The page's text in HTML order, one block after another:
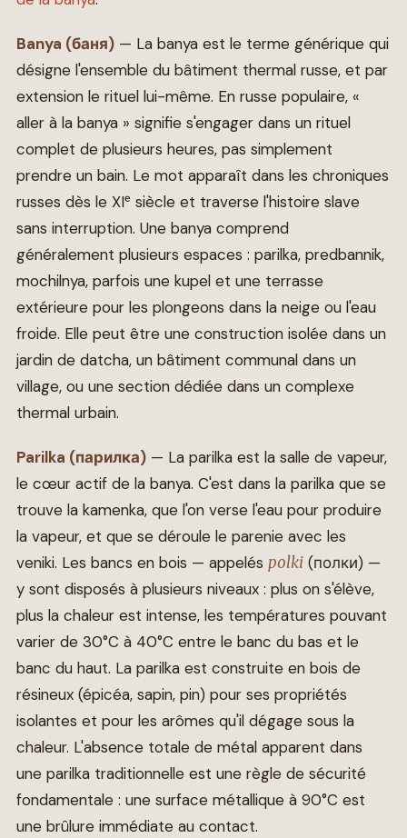
Banya (баня)— La banya est le terme générique qui
désigne l'ensemble du bâtiment thermal russe, et par
extension le rituel lui-même. En russe populaire, «
aller à la banya » signifie s'engager dans un rituel
complet de plusieurs heures, pas simplement
prendre un bain. Le mot apparaît dans les chroniques
russes dès le XIᵉ siècle et traverse l'histoire slave
sans interruption. Une banya comprend
généralement plusieurs espaces : parilka, predbannik,
mochilnya, parfois une kupel et une terrasse
extérieure pour les plongeons dans la neige ou l'eau
froide. Elle peut être une construction isolée dans un
jardin de datcha, un bâtiment communal dans un
village, ou une section dédiée dans un complexe
thermal urbain.
Parilka (парилка)— La parilka est la salle de vapeur,
le cœur actif de la banya. C'est dans la parilka que se
trouve la kamenka, que l'on verse l'eau pour produire
la vapeur, et que se déroule le parenie avec les
veniki. Les bancs en bois — appelés polki(полки) —
y sont disposés à plusieurs niveaux : plus on s'élève,
plus la chaleur est intense, les températures pouvant
varier de 30°C à 40°C entre le banc du bas et le
banc du haut. La parilka est construite en bois de
résineux (épicéa, sapin, pin) pour ses propriétés
isolantes et pour les arômes qu'il dégage sous la
chaleur. L'absence totale de métal apparent dans
une parilka traditionnelle est une règle de sécurité
fondamentale : une surface métallique à 90°C est
une brûlure immédiate au contact.